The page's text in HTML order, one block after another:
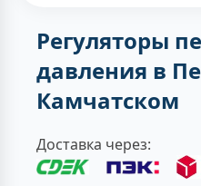
Регуляторы
давления в
Камчатском
Доставка через: